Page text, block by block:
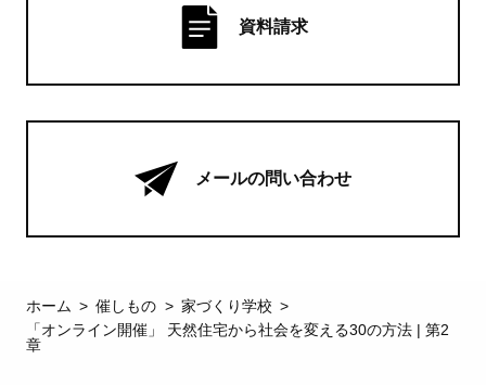
資料請求
メールの問い合わせ
ホーム 催しもの
家づくり学校
「オンライン開催」 天然住宅から社会を変える30の方法 | 第2
章